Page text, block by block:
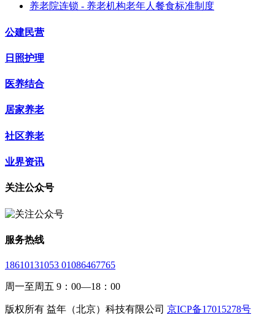
养老院连锁 - 养老机构老年人餐食标准制度
公建民营
日照护理
医养结合
居家养老
社区养老
业界资讯
关注公众号
服务热线
18610131053 01086467765
周一至周五 9：00—18：00
版权所有 益年（北京）科技有限公司 京ICP备17015278号